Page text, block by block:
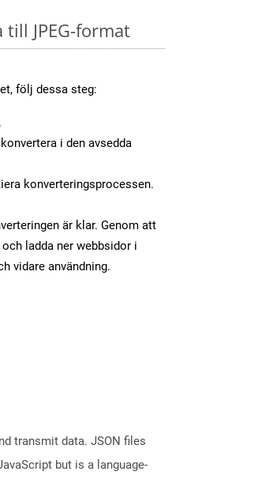
JPEG-format
följ dessa steg:
.
i den avsedda
konverteringsprocessen.
är klar. Genom att
ladda ner webbsidor i
vidare användning.
transmit data. JSON files
but is a language-